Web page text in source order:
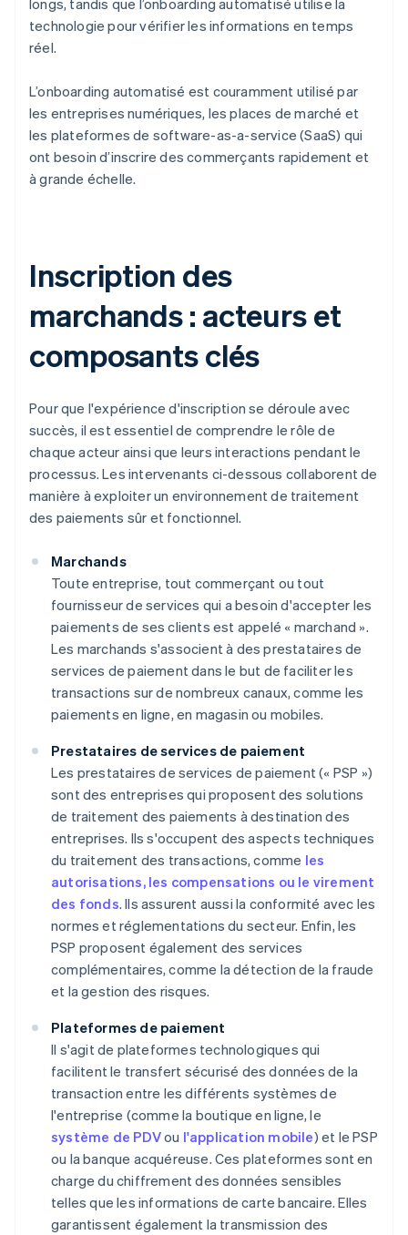
longs, tandis que l’onboarding automatisé utilise la
technologie pour vérifier les informations en temps
réel.
L’onboarding automatisé est couramment utilisé par
les entreprises numériques, les places de marché et
les plateformes de software-as-a-service (SaaS) qui
ont besoin d’inscrire des commerçants rapidement et
à grande échelle.
Inscription des
marchands : acteurs et
composants clés
Pour que l'expérience d'inscription se déroule avec
succès, il est essentiel de comprendre le rôle de
chaque acteur ainsi que leurs interactions pendant le
processus. Les intervenants ci-dessous collaborent de
manière à exploiter un environnement de traitement
des paiements sûr et fonctionnel.
Marchands
Toute entreprise, tout commerçant ou tout
fournisseur de services qui a besoin d'accepter les
paiements de ses clients est appelé « marchand ».
Les marchands s'associent à des prestataires de
services de paiement dans le but de faciliter les
transactions sur de nombreux canaux, comme les
paiements en ligne, en magasin ou mobiles.
Prestataires de services de paiement
Les prestataires de services de paiement (« PSP »)
sont des entreprises qui proposent des solutions
de traitement des paiements à destination des
entreprises. Ils s'occupent des aspects techniques
du traitement des transactions, comme les
autorisations, les compensations ou le virement
des fonds. Ils assurent aussi la conformité avec les
normes et réglementations du secteur. Enfin, les
PSP proposent également des services
complémentaires, comme la détection de la fraude
et la gestion des risques.
Plateformes de paiement
Il s'agit de plateformes technologiques qui
facilitent le transfert sécurisé des données de la
transaction entre les différents systèmes de
l'entreprise (comme la boutique en ligne, le
système de PDVou l'application mobile) et le PSP
ou la banque acquéreuse. Ces plateformes sont en
charge du chiffrement des données sensibles
telles que les informations de carte bancaire. Elles
garantissent également la transmission des